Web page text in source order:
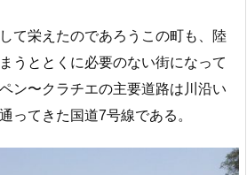
て栄えたのであろうこの町も、陸
うととくに必要のない街になって
ン〜クラチエの主要道路は川沿い
ってきた国道7号線である。